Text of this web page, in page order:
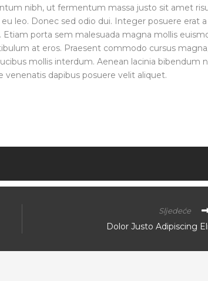
nibh, ut fermentum massa justo sit amet
leo. Donec sed odio dui. Integer posuere erat a
porta sem malesuada magna mollis
at eros. Praesent commodo cursus
mollis interdum. Aenean lacinia bibendum
dapibus posuere velit aliquet.
Sljedeće
Dolor Justo Adipiscing